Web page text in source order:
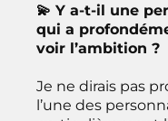
💫 Y a-t-il une
qui a
voir l’ambition ?
Je ne dirais pas
l’une des